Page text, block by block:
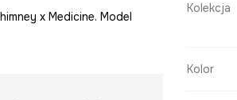
x Medicine. Model
Kolekcja
Kolor